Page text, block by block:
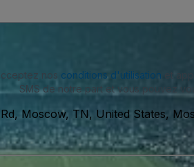
nos conditions d'utilisation
SMS de notre part et vous pouvez
Moscow, TN, United States,